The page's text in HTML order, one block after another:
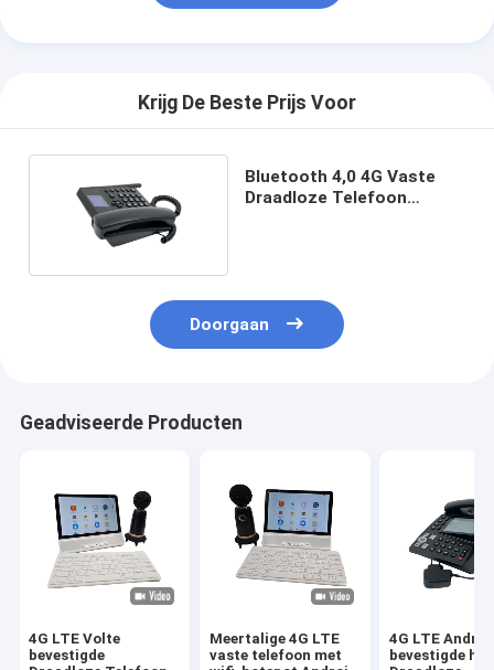
Krijg De Beste Prijs Voor
Bluetooth 4,0 4G Vaste
Draadloze Telefoon
Doorgaan
Geadviseerde Producten
4G LTE Volte
bevestigde
Meertalige 4G LTE
vaste telefoon met
4G LTE
bevestigde het